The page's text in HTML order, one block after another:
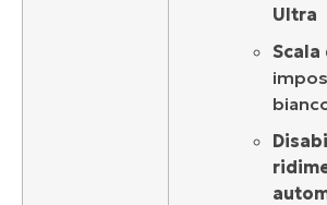
Ultra